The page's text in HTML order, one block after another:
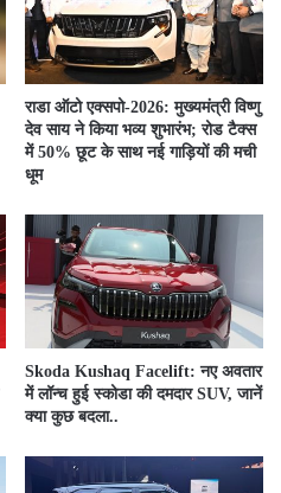
राडा ऑटो एक्सपो-2026: मुख्यमंत्री विष्णु
देव साय ने किया भव्य शुभारंभ; रोड टैक्स
में 50% छूट के साथ नई गाड़ियों की मची
धूम
Skoda Kushaq Facelift: नए अवतार
में लॉन्च हुई स्कोडा की दमदार SUV, जानें
क्या कुछ बदला..